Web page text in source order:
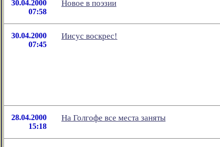
30.04.2000
07:58
Новое в поэзии
30.04.2000
07:45
Иисус воскрес!
28.04.2000
15:18
На Голгофе все места заняты